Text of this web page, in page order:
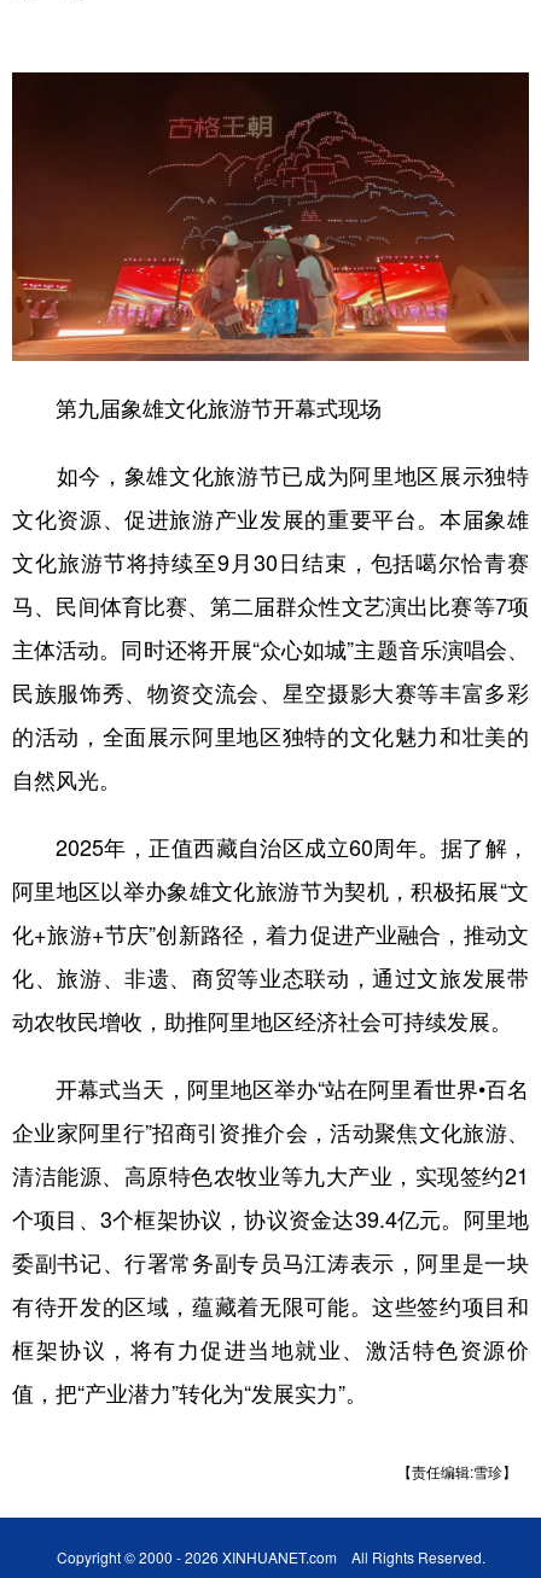
第九届象雄文化旅游节开幕式现场
如今，象雄文化旅游节已成为阿里地区展示独特
文化资源、促进旅游产业发展的重要平台。本届象雄
文化旅游节将持续至9月30日结束，包括噶尔恰青赛
马、民间体育比赛、第二届群众性文艺演出比赛等7项
主体活动。同时还将开展“众心如城”主题音乐演唱会、
民族服饰秀、物资交流会、星空摄影大赛等丰富多彩
的活动，全面展示阿里地区独特的文化魅力和壮美的
自然风光。
2025年，正值西藏自治区成立60周年。据了解，
阿里地区以举办象雄文化旅游节为契机，积极拓展“文
化+旅游+节庆”创新路径，着力促进产业融合，推动文
化、旅游、非遗、商贸等业态联动，通过文旅发展带
动农牧民增收，助推阿里地区经济社会可持续发展。
开幕式当天，阿里地区举办“站在阿里看世界•百名
企业家阿里行”招商引资推介会，活动聚焦文化旅游、
清洁能源、高原特色农牧业等九大产业，实现签约21
个项目、3个框架协议，协议资金达39.4亿元。阿里地
委副书记、行署常务副专员马江涛表示，阿里是一块
有待开发的区域，蕴藏着无限可能。这些签约项目和
框架协议，将有力促进当地就业、激活特色资源价
值，把“产业潜力”转化为“发展实力”。
【责任编辑:雪珍】
Copyright © 2000 - 2026 XINHUANET.com All Rights Reserved.